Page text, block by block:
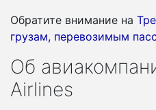
Обратите внимание на
грузам, перевозимым
Об
Airlines